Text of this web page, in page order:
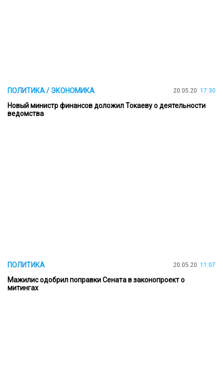
ПОЛИТИКА / ЭКОНОМИКА 20.05.20 17:30
Новый министр финансов доложил Токаеву о деятельности
ведомства
ПОЛИТИКА 20.05.20 11:07
Мажилис одобрил поправки Сената в законопроект о
митингах